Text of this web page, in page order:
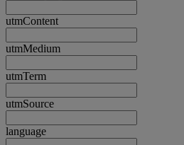
utmContent
utmMedium
utmTerm
utmSource
language